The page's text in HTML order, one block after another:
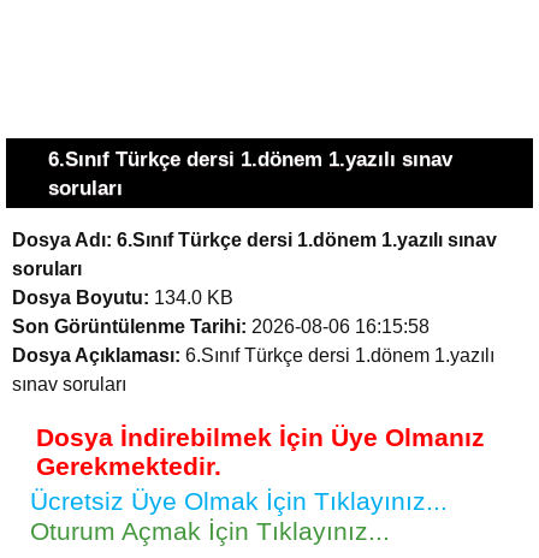
6.Sınıf Türkçe dersi 1.dönem 1.yazılı sınav
soruları
Dosya Adı: 6.Sınıf Türkçe dersi 1.dönem 1.yazılı sınav
soruları
Dosya Boyutu: 134.0 KB
Son Görüntülenme Tarihi: 2026-08-06 16:15:58
Dosya Açıklaması: 6.Sınıf Türkçe dersi 1.dönem 1.yazılı
sınav soruları
Dosya İndirebilmek İçin Üye Olmanız
Gerekmektedir.
Ücretsiz Üye Olmak İçin Tıklayınız...
Oturum Açmak İçin Tıklayınız...